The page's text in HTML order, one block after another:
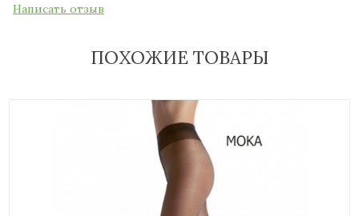
Написать отзыв
ПОХОЖИЕ ТОВАРЫ